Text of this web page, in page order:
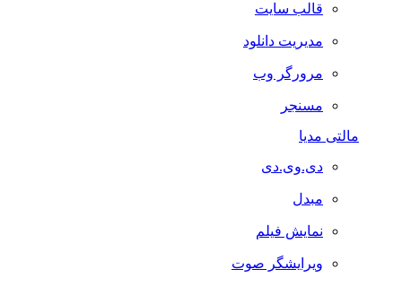
قالب سایت
مدیریت دانلود
مرورگر وب
مسنجر
مالتی مدیا
دی.وی.دی
مبدل
نمایش فیلم
ویرایشگر صوت